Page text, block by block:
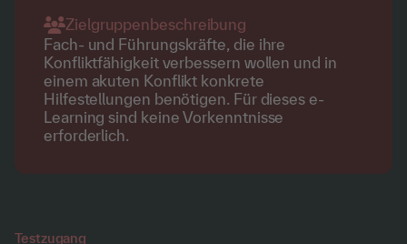
Zielgruppenbeschreibung
Fach- und Führungskräfte, die ihre
Konfliktfähigkeit verbessern wollen und in
einem akuten Konflikt konkrete
Hilfestellungen benötigen. Für dieses e-
Learning sind keine Vorkenntnisse
erforderlich.
Testzugang